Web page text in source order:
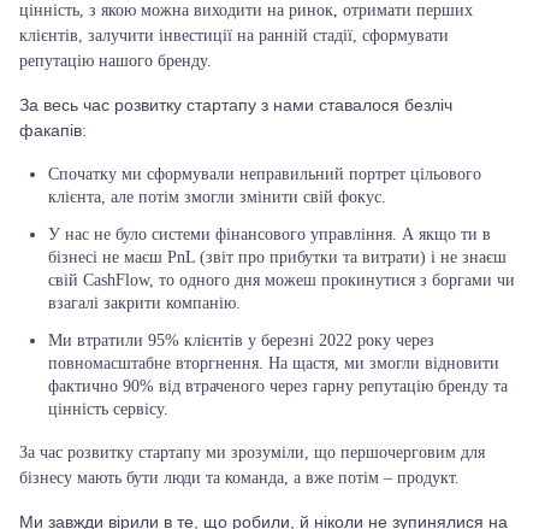
цінність, з якою можна виходити на ринок, отримати перших
клієнтів, залучити інвестиції на ранній стадії, сформувати
репутацію нашого бренду.
За весь час розвитку стартапу з нами ставалося безліч
факапів:
Спочатку ми сформували неправильний портрет цільового
клієнта, але потім змогли змінити свій фокус.
У нас не було системи фінансового управління. А якщо ти в
бізнесі не маєш PnL (звіт про прибутки та витрати) і не знаєш
свій CashFlow, то одного дня можеш прокинутися з боргами чи
взагалі закрити компанію.
Ми втратили 95% клієнтів у березні 2022 року через
повномасштабне вторгнення. На щастя, ми змогли відновити
фактично 90% від втраченого через гарну репутацію бренду та
цінність сервісу.
За час розвитку стартапу ми зрозуміли, що першочерговим для
бізнесу мають бути люди та команда, а вже потім – продукт.
Ми завжди вірили в те, що робили, й ніколи не зупинялися на